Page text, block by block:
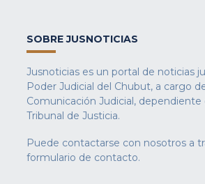
SOBRE JUSNOTICIAS
Jusnoticias es un portal de noticias
Poder Judicial del Chubut, a cargo
Comunicación Judicial, dependiente
Tribunal de Justicia.
Puede contactarse con nosotros a
formulario de contacto.